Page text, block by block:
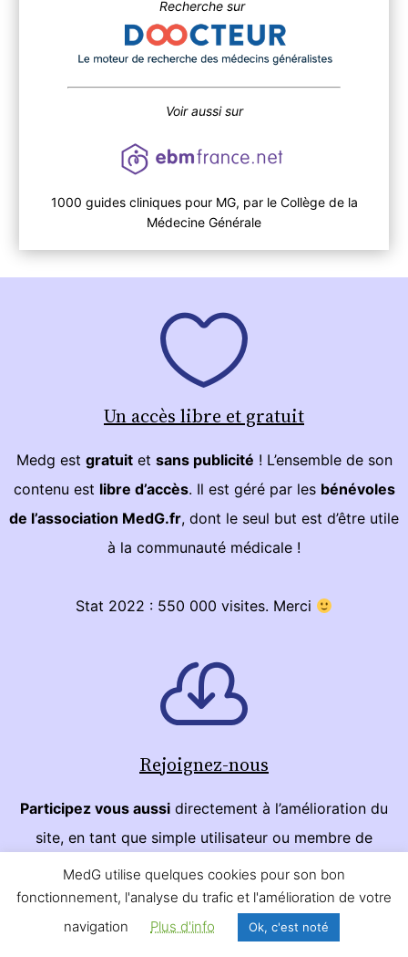
Recherche sur
Voir aussi sur
1000 guides cliniques pour MG, par le Collège de la
Médecine Générale
Un accès libre et gratuit
Medg est gratuitet sans publicité ! L’ensemble de son
contenu est libre d’accès. Il est géré par les bénévoles
de l’association MedG.fr, dont le seul but est d’être utile
à la communauté médicale !
Stat 2022 : 550 000 visites. Merci
Rejoignez-nous
Participez vous aussi directement à l’amélioration du
site, en tant que simple utilisateur ou membre de
l’association. Que ce soit pour une simple remarque ou
une contribution régulière,tout est utile !
Je veux participer !
MedG utilise quelques cookies pour son bon
fonctionnement, l'analyse du trafic et l'amélioration de votre
navigation
Plus d'info Ok, c'est noté